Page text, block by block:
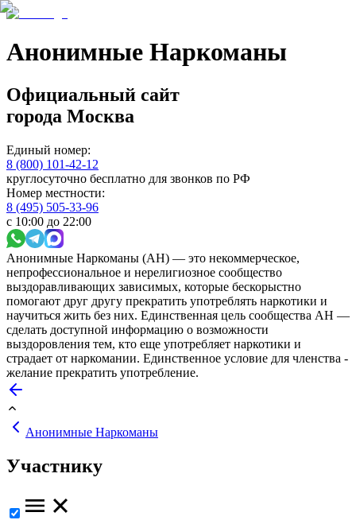
Анонимные Наркоманы
Официальный сайт
города Москва
Единый номер:
8 (800) 101-42-12
круглосуточно бесплатно для звонков по РФ
Номер местности:
8 (495) 505-33-96
с 10:00 до 22:00
Анонимные Наркоманы (АН) — это некоммерческое,
непрофессиональное и нерелигиозное сообщество
выздоравливающих зависимых, которые бескорыстно
помогают друг другу прекратить употреблять наркотики и
научиться жить без них. Единственная цель сообщества АН —
сделать доступной информацию о возможности
выздоровления тем, кто еще употребляет наркотики и
страдает от наркомании. Единственное условие для членства -
желание прекратить употребление.
Анонимные Наркоманы
Участнику